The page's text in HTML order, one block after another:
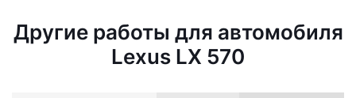
Другие работы для автомобиля
Lexus LX 570